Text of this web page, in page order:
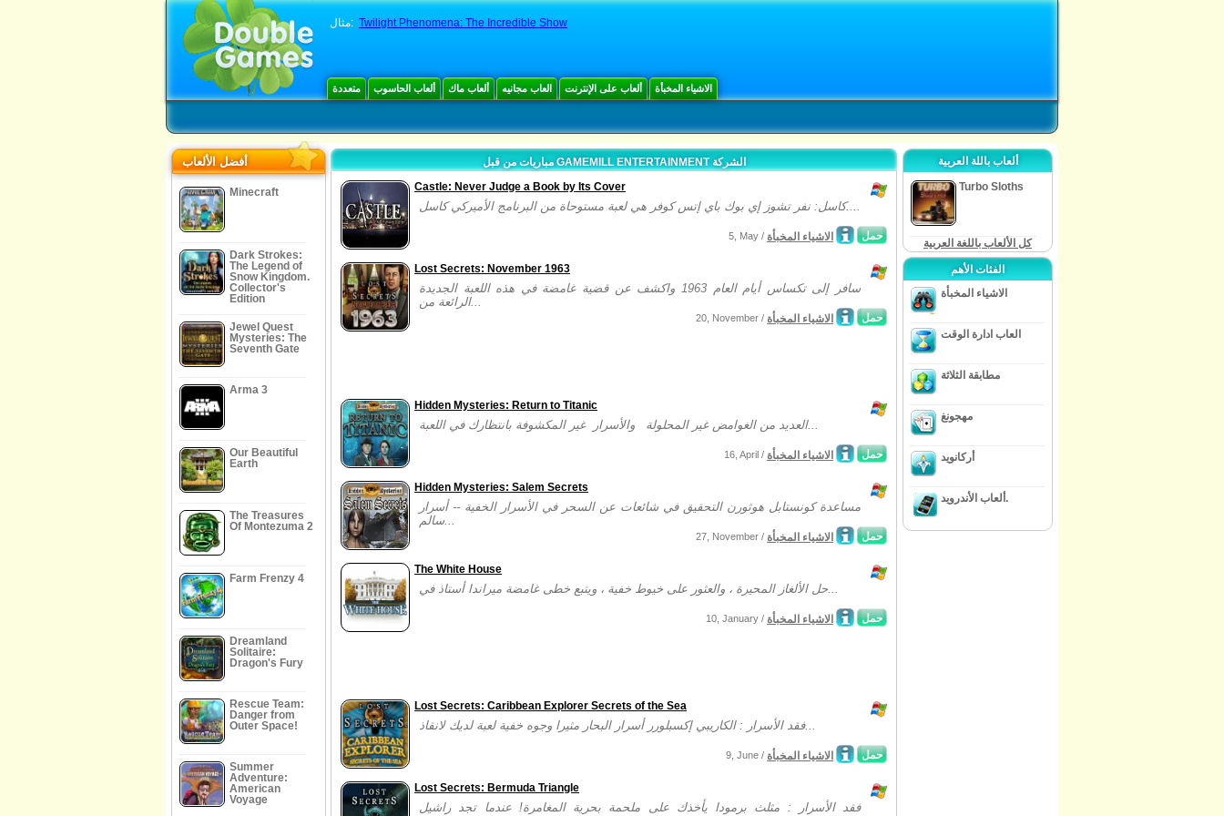
مثال: Twilight Phenomena: The Incredible Show
متعددة ألعاب الحاسوب ألعاب ماك العاب مجانيه ألعاب على الإنترنت الاشياء المخبأة
أفضل الألعاب
Minecraft
Dark Strokes:
The Legend of
Snow Kingdom.
Collector's
Edition
Jewel Quest
Mysteries: The
Seventh Gate
Arma 3
Our Beautiful
Earth
The Treasures
Of Montezuma 2
Farm Frenzy 4
Dreamland
Solitaire:
Dragon's Fury
Rescue Team:
Danger from
Outer Space!
Summer
Adventure:
American
Voyage
مباريات من قبل GAMEMILL ENTERTAINMENT الشركة
Castle: Never Judge a Book by Its Cover
كاسل: نفر تشوز إي بوك باي إتس كوفر هي لعبة مستوحاة من البرنامج الأميركي كاسل....
حمل 5, May / الاشياء المخبأة
Lost Secrets: November 1963
سافر إلى تكساس أيام العام 1963 واكشف عن قضية غامضة في هذه اللعبة الجديدة
الرائعة من...
حمل 20, November / الاشياء المخبأة
Hidden Mysteries: Return to Titanic
العديد من الغوامض غير المحلولة والأسرار غير المكشوفة بانتظارك في اللعبة...
حمل 16, April / الاشياء المخبأة
Hidden Mysteries: Salem Secrets
مساعدة كونستابل هوثورن التحقيق في شائعات عن السحر في الأسرار الخفية -- أسرار
سالم...
حمل 27, November / الاشياء المخبأة
The White House
حل الألغاز المحيرة ، والعثور على خيوط خفية ، ويتبع خطى غامضة ميراندا أستاذ في...
حمل 10, January / الاشياء المخبأة
Lost Secrets: Caribbean Explorer Secrets of the Sea
فقد الأسرار : الكاريبي إكسبلورر أسرار البحار مثيرا وجوه خفية لعبة لديك لانقاذ...
حمل 9, June / الاشياء المخبأة
Lost Secrets: Bermuda Triangle
فقد الأسرار : مثلث برمودا يأخذك على ملحمة بحرية المغامرة! عندما تجد راشيل
ألعاب باللة العربية
Turbo Sloths
كل الألعاب باللغة العربية
الفئات الأهم
الاشياء المخبأة
العاب ادارة الوقت
مطابقة الثلاثة
مهجونغ
أركانويد
ألعاب الأندرويد.